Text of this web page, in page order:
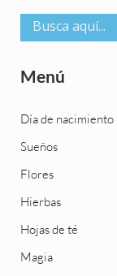
Menú
Día de nacimiento
Sueños
Flores
Hierbas
Hojas de té
Magia